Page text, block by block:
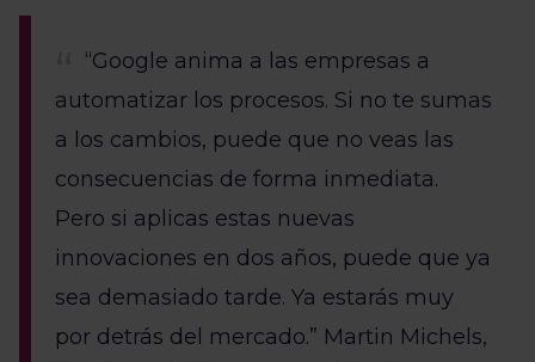
“Google anima a las empresas a
automatizar los procesos. Si no te sumas
a los cambios, puede que no veas las
consecuencias de forma inmediata.
Pero si aplicas estas nuevas
innovaciones en dos años, puede que ya
sea demasiado tarde. Ya estarás muy
por detrás del mercado.” Martin Michels,